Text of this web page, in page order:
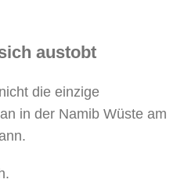
austobt
die einzige
in der Namib Wüste am